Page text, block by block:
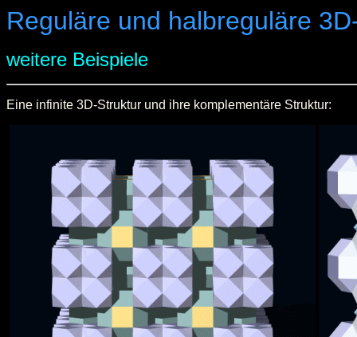
Reguläre und halbreguläre
weitere Beispiele
Eine infinite 3D-Struktur und ihre komplementäre Struktur: